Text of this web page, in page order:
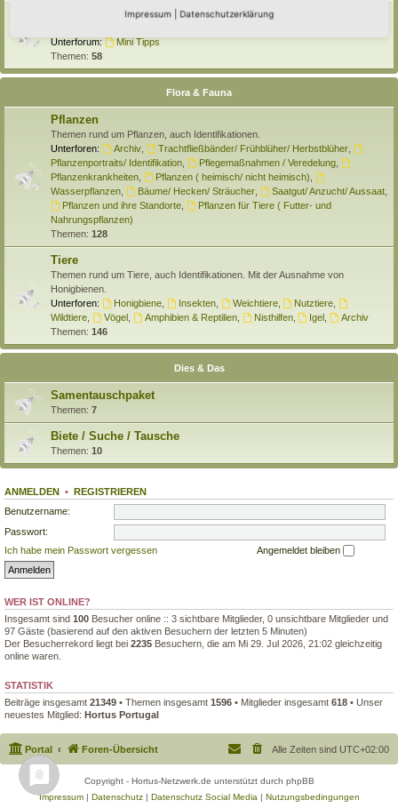
Selber machen
Unterforum:
Mini Tipps
Themen: 58
Flora & Fauna
Pflanzen
Themen rund um Pflanzen, auch Identifikationen.
Unterforen:
Archiv, Trachtfließbänder/ Frühblüher/ Herbstblüher,
Pflanzenportraits/ Identifikation
Pflegemaßnahmen / Veredelung,
Pflanzenkrankheiten
Pflanzen ( heimisch/ nicht heimisch)
Wasserpflanzen
Bäume/ Hecken/ Sträucher, Saatgut/ Anzucht/ Aussaat,
Pflanzen und ihre Standorte,
Pflanzen für Tiere ( Futter- und
Nahrungspflanzen)
Themen: 128
Tiere
Themen rund um Tiere, auch Identifikationen. Mit der Ausnahme von
Honigbienen.
Unterforen:
Honigbiene, Insekten, Weichtiere, Nutztiere
Wildtiere
Vögel, Amphibien & Reptilien, Nisthilfen, Igel
Archiv
Themen: 146
Dies & Das
Samentauschpaket
Themen: 7
Biete / Suche / Tausche
Themen: 10
ANMELDEN • REGISTRIEREN
Benutzername:
Passwort:
Ich habe mein Passwort vergessen
Angemeldet bleiben
WER IST ONLINE?
Insgesamt sind 100 Besucher online :: 3 sichtbare Mitglieder, 0 unsichtbare Mitglieder und
97 Gäste (basierend auf den aktiven Besuchern der letzten 5 Minuten)
Der Besucherrekord liegt bei 2235 Besuchern, die am Mi 29. Jul 2026, 21:02 gleichzeitig
online waren.
STATISTIK
Beiträge insgesamt 21349 • Themen insgesamt 1596 • Mitglieder insgesamt 618 • Unser
neuestes Mitglied: Hortus Portugal
Portal Foren-Übersicht Alle Zeiten sind UTC+02:00
Copyright - Hortus-Netzwerk.de unterstützt durch phpBB
Impressum| Datenschutz| Datenschutz Social Media | Nutzungsbedingungen
Impressum Datenschutzerklärung